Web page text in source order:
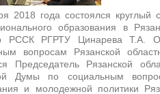
2018 года состоялся круглый
образования в
РССК РГРТУ Цинарева Т.А.
вопросам Рязанской
Председатель Рязанской
Думы по социальным
и молодежной политики